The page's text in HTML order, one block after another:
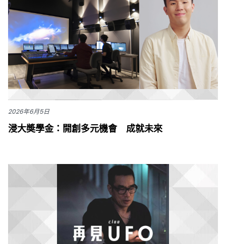
2026年6月5日
浸大奬學金：開創多元機會 成就未來